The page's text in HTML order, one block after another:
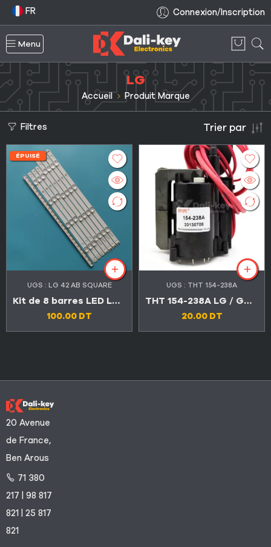
FR Connexion/Inscription
Menu
LG
Accueil Produit Marque
Filtres Trier par
ÉPUISÉ
UGS : LG 42 AB SQUARE
Kit de 8 barres LED LG 42″ SQUARE
100.00 DT
UGS : THT 154-238A
THT 154-238A LG / GOLDSTAR 6174Z-6016D
20.00 DT
20 Avenue
de France,
Ben Arous
71 380
217 | 98 817
821 | 25 817
821